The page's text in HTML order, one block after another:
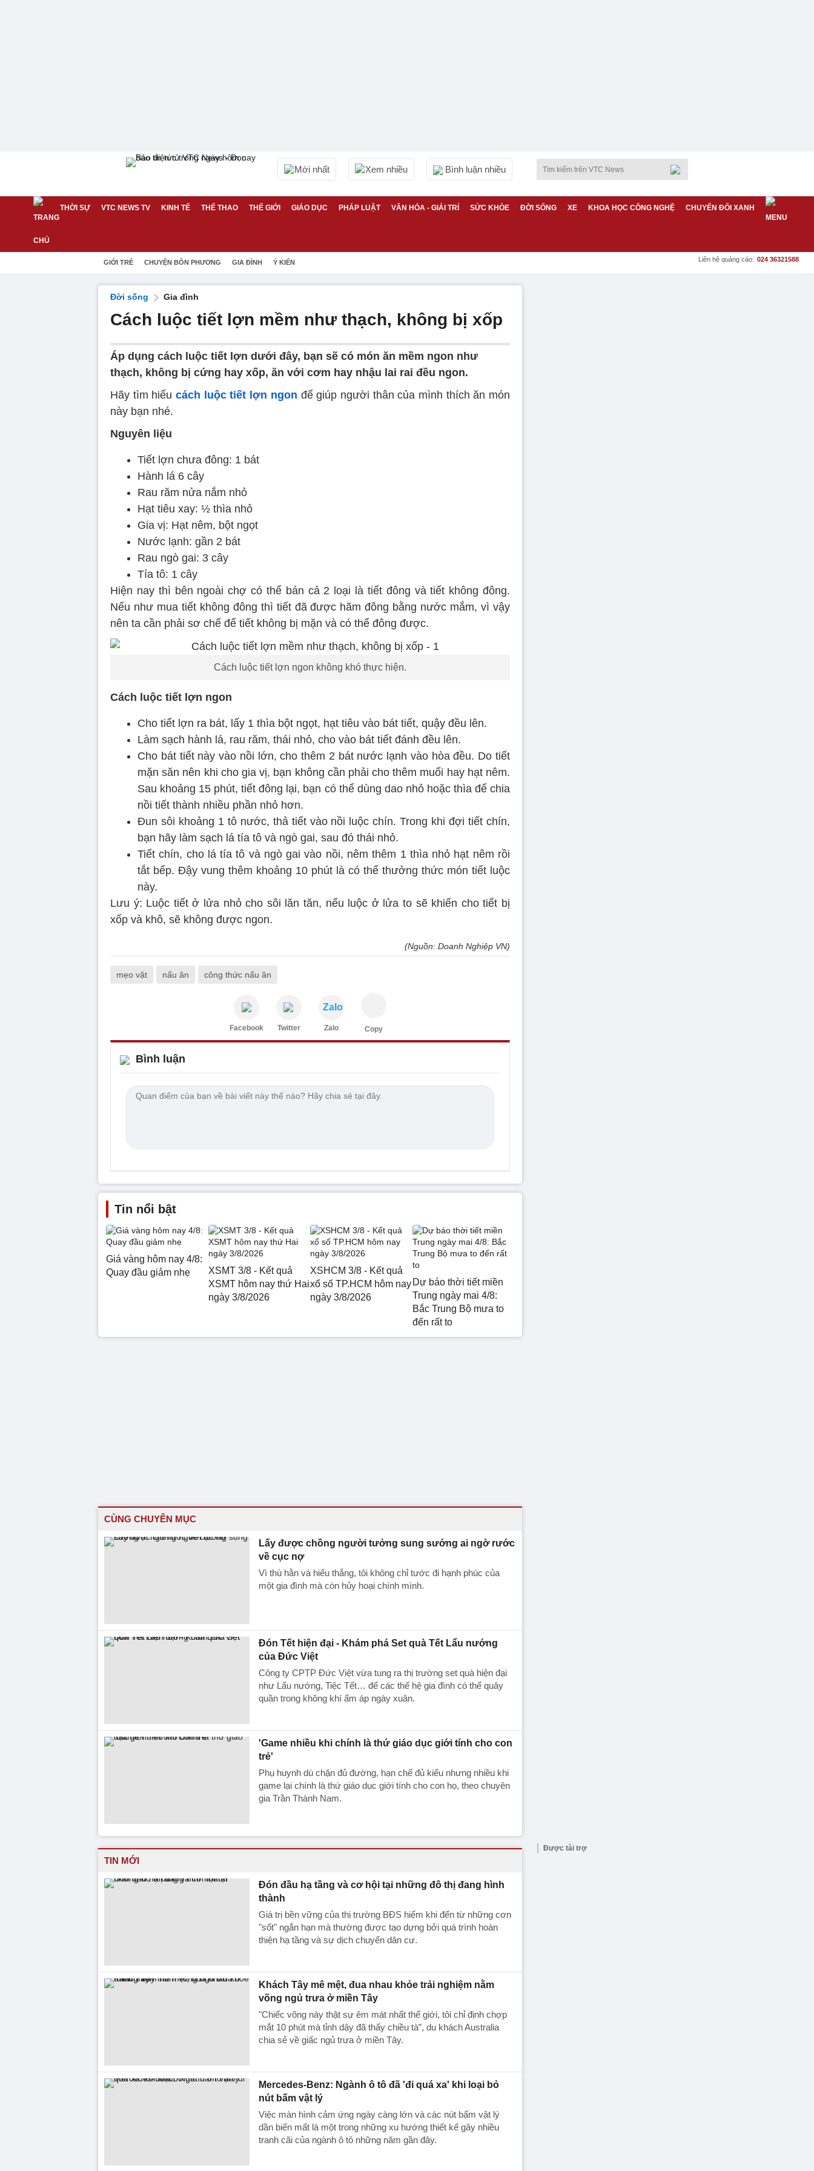
Mới nhất Xem nhiều Bình luận nhiều
THỜI SỰ VTC NEWS TV KINH TẾ THỂ THAO THẾ GIỚI GIÁO DỤC PHÁP LUẬT VĂN HÓA - GIẢI TRÍ SỨC KHỎE ĐỜI SỐNG XE KHOA HỌC CÔNG NGHỆ CHUYỂN ĐỔI XANH
GIỚI TRẺ CHUYỆN BỐN PHƯƠNG GIA ĐÌNH Ý KIẾN Liên hệ quảng cáo: 024 36321588
Đời sống Gia đình
Cách luộc tiết lợn mềm như thạch, không bị xốp
Áp dụng cách luộc tiết lợn dưới đây, bạn sẽ có món ăn mềm ngon như
thạch, không bị cứng hay xốp, ăn với cơm hay nhậu lai rai đều ngon.
Hãy tìm hiểucách luộc tiết lợn ngon để giúp người thân của mình thích ăn món
này bạn nhé.
Nguyên liệu
Tiết lợn chưa đông: 1 bát
Hành lá 6 cây
Rau răm nửa nắm nhỏ
Hạt tiêu xay: ½ thìa nhỏ
Gia vị: Hạt nêm, bột ngọt
Nước lạnh: gần 2 bát
Rau ngò gai: 3 cây
Tía tô: 1 cây
Hiện nay thì bên ngoài chợ có thể bán cả 2 loại là tiết đông và tiết không đông.
Nếu như mua tiết không đông thì tiết đã được hãm đông bằng nước mắm, vì vậy
nên ta cần phải sơ chế để tiết không bị mặn và có thể đông được.
Cách luộc tiết lợn ngon không khó thực hiện.
Cách luộc tiết lợn ngon
Cho tiết lợn ra bát, lấy 1 thìa bột ngọt, hạt tiêu vào bát tiết, quậy đều lên.
Làm sạch hành lá, rau răm, thái nhỏ, cho vào bát tiết đánh đều lên.
Cho bát tiết này vào nồi lớn, cho thêm 2 bát nước lạnh vào hòa đều. Do tiết
mặn săn nên khi cho gia vị, bạn không cần phải cho thêm muối hay hạt nêm.
Sau khoảng 15 phút, tiết đông lại, bạn có thể dùng dao nhỏ hoặc thìa để chia
nồi tiết thành nhiều phần nhỏ hơn.
Đun sôi khoảng 1 tô nước, thả tiết vào nồi luộc chín. Trong khi đợi tiết chín,
bạn hãy làm sạch lá tía tô và ngò gai, sau đó thái nhỏ.
Tiết chín, cho lá tía tô và ngò gai vào nồi, nêm thêm 1 thìa nhỏ hạt nêm rồi
tắt bếp. Đậy vung thêm khoảng 10 phút là có thể thưởng thức món tiết luộc
này.
Lưu ý: Luộc tiết ở lửa nhỏ cho sôi lăn tăn, nếu luộc ở lửa to sẽ khiến cho tiết bị
xốp và khô, sẽ không được ngon.
(Nguồn: Doanh Nghiệp VN)
mẹo vặt nấu ăn công thức nấu ăn
Facebook Twitter
Zalo
Zalo Copy
Bình luận
Tin nổi bật
Giá vàng hôm nay 4/8:
Quay đầu giảm nhẹ
XSMT 3/8 - Kết quả
XSMT hôm nay thứ Hai
ngày 3/8/2026
XSHCM 3/8 - Kết quả
xổ số TP.HCM hôm nay
ngày 3/8/2026
Dự báo thời tiết miền
Trung ngày mai 4/8:
Bắc Trung Bộ mưa to
đến rất to
CÙNG CHUYÊN MỤC
Lấy được chồng người tưởng sung sướng ai ngờ rước
về cục nợ
Vì thù hằn và hiếu thắng, tôi không chỉ tước đi hạnh phúc của
một gia đình mà còn hủy hoại chính mình.
Đón Tết hiện đại - Khám phá Set quà Tết Lẩu nướng
của Đức Việt
Công ty CPTP Đức Việt vừa tung ra thị trường set quà hiện đại
như Lẩu nướng, Tiệc Tết… để các thế hệ gia đình có thể quây
quần trong không khí ấm áp ngày xuân.
'Game nhiều khi chính là thứ giáo dục giới tính cho con
trẻ'
Phụ huynh dù chặn đủ đường, hạn chế đủ kiểu nhưng nhiều khi
game lại chính là thứ giáo dục giới tính cho con họ, theo chuyên
gia Trần Thành Nam.
TIN MỚI
Đón đầu hạ tầng và cơ hội tại những đô thị đang hình
thành
Giá trị bền vững của thị trường BĐS hiếm khi đến từ những cơn
"sốt" ngắn hạn mà thường được tạo dựng bởi quá trình hoàn
thiện hạ tầng và sự dịch chuyển dân cư.
Khách Tây mê mệt, đua nhau khỏe trải nghiệm nằm
võng ngủ trưa ở miền Tây
"Chiếc võng này thật sự êm mát nhất thế giới, tôi chỉ định chợp
mắt 10 phút mà tỉnh dậy đã thấy chiều tà”, du khách Australia
chia sẻ về giấc ngủ trưa ở miền Tây.
Mercedes-Benz: Ngành ô tô đã 'đi quá xa' khi loại bỏ
nút bấm vật lý
Việc màn hình cảm ứng ngày càng lớn và các nút bấm vật lý
dần biến mất là một trong những xu hướng thiết kế gây nhiều
tranh cãi của ngành ô tô những năm gần đây.
Được tài trợ